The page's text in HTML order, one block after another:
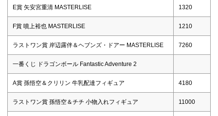
E賞 矢安宮重清 MASTERLISE 1320
F賞 噴上裕也 MASTERLISE 1210
ラストワン賞 岸辺露伴＆ヘブンズ・ドアー MASTERLISE 7260
一番くじ ドラゴンボール Fantastic Adventure 2
A賞 孫悟空＆クリリン 牛乳配達フィギュア 4180
ラストワン賞 孫悟空＆チチ 小物入れフィギュア 11000